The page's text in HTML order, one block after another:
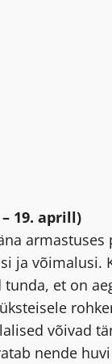
19. aprill)
armastuses
ja võimalusi.
et on
võivad
nende